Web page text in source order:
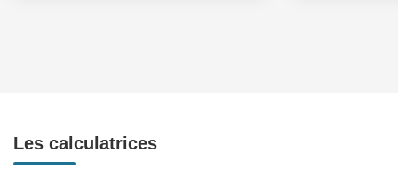
Les calculatrices